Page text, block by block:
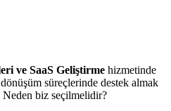
ve SaaS Geliştirme hizmetinde
süreçlerinde destek almak
Neden biz seçilmelidir?